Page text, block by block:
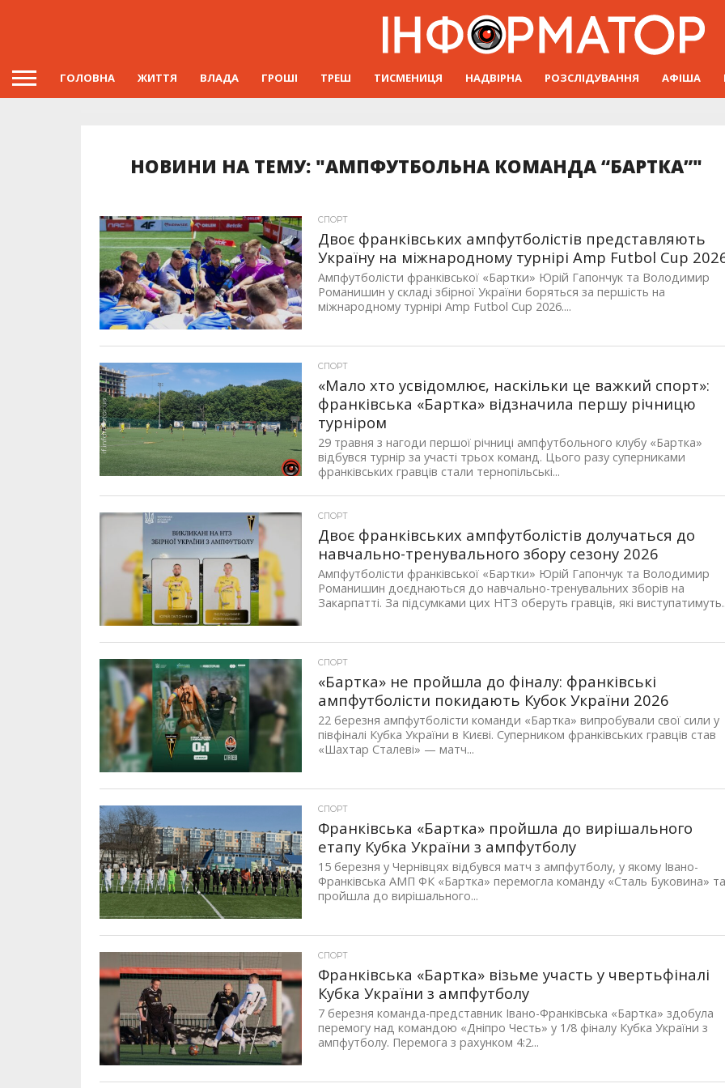
ГОЛОВНА ЖИТТЯ ВЛАДА ГРОШІ ТРЕШ ТИСМЕНИЦЯ НАДВІРНА РОЗСЛІДУВАННЯ АФІША
НОВИНИ НА ТЕМУ: "АМПФУТБОЛЬНА КОМАНДА “БАРТКА”"
СПОРТ
Двоє франківських ампфутболістів представляють
Україну на міжнародному турнірі Amp Futbol Cup
Ампфутболісти франківської «Бартки» Юрій Гапончук та Володимир
Романишин у складі збірної України боряться за першість на
міжнародному турнірі Amp Futbol Cup 2026....
СПОРТ
«Мало хто усвідомлює, наскільки це важкий спорт»:
франківська «Бартка» відзначила першу річницю
турніром
29 травня з нагоди першої річниці ампфутбольного клубу «Бартка»
відбувся турнір за участі трьох команд. Цього разу суперниками
франківських гравців стали тернопільські...
СПОРТ
Двоє франківських ампфутболістів долучаться до
навчально-тренувального збору сезону 2026
Ампфутболісти франківської «Бартки» Юрій Гапончук та Володимир
Романишин доєднаються до навчально-тренувальних зборів на
Закарпатті. За підсумками цих НТЗ оберуть гравців, які
СПОРТ
«Бартка» не пройшла до фіналу: франківські
ампфутболісти покидають Кубок України 2026
22 березня ампфутболісти команди «Бартка» випробували свої сили у
півфіналі Кубка України в Києві. Суперником франківських гравців став
«Шахтар Сталеві» — матч...
СПОРТ
Франківська «Бартка» пройшла до вирішального
етапу Кубка України з ампфутболу
15 березня у Чернівцях відбувся матч з ампфутболу, у якому Івано-
Франківська АМП ФК «Бартка» перемогла команду «Сталь Буковина»
пройшла до вирішального...
СПОРТ
Франківська «Бартка» візьме участь у чвертьфіналі
Кубка України з ампфутболу
7 березня команда-представник Івано-Франківська «Бартка» здобула
перемогу над командою «Дніпро Честь» у 1/8 фіналу Кубка України з
ампфутболу. Перемога з рахунком 4:2...